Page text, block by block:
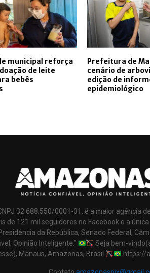
municipal reforça
de leite
bebês
Prefeitura de
cenário de
edição de
epidemiológico
32.688.550/0001-31, é a maior agência
de 121 mil seguidores no Facebook e a
da República, Senado Federal,
Opinião Inteligente."
Seja bem-
Manaus, Amazonas, Brasil
https://